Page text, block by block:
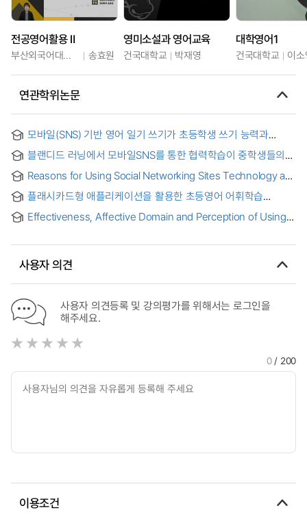
전공영어활용 Ⅱ
부산외국어대학교 송효원
영미소설과 영어교육
건국대학교 박재영
대학영어1
건국대학교 이
연관학위논문
모바일(SNS) 기반 영어 일기 쓰기가 초등학생 쓰기 능력과
English Diaries on the English Writing Abilities and Affective
Domains of Korean Elementary School Students
블랜디드 러닝에서 모바일SNS를 통한 협력학습이 중학생들의
Reasons for Using Social Networking Sites Technology as
Students Academic Self-Efficacy : 영어교육장면에서의 SNS
활용동기와 학업적 자기효능감의 관계
플래시카드형 애플리케이션을 활용한 초등영어 어휘학습
Flashcard Type Application: An Action Research
Effectiveness, Affective Domain and Perception of Using
사용자 의견
사용자 의견등록 및 강의평가를 위해서는 로그인을
해주세요.
0/ 200
이용조건